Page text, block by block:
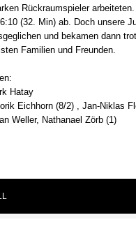
Rückraumspieler
(32. Min) ab. Doch unsere
und bekamen dann
Familien und Freunden.
Hatay
Eichhorn (8/2) , Jan-Niklas
Weller, Nathanael Zörb (1)